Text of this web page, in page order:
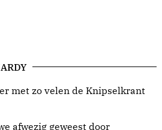
met zo velen de Knipselkrant
afwezig geweest door